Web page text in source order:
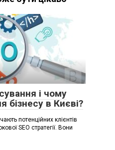
і чому
в Києві?
потенційних клієнтів
SEO стратегії. Вони